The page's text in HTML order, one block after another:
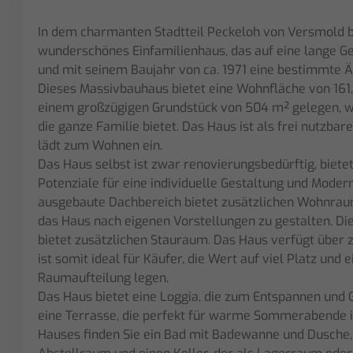
In dem charmanten Stadtteil Peckeloh von Versmold
wunderschönes Einfamilienhaus, das auf eine lange
und mit seinem Baujahr von ca. 1971 eine bestimmte
Dieses Massivbauhaus bietet eine Wohnfläche von
einem großzügigen Grundstück von 504 m² gelegen,
die ganze Familie bietet. Das Haus ist als frei
lädt zum Wohnen ein.
Das Haus selbst ist zwar renovierungsbedürftig,
Potenziale für eine individuelle Gestaltung und
ausgebaute Dachbereich bietet zusätzlichen
das Haus nach eigenen Vorstellungen zu gestalten.
bietet zusätzlichen Stauraum. Das Haus verfügt über
ist somit ideal für Käufer, die Wert auf viel Platz und
Raumaufteilung legen.
Das Haus bietet eine Loggia, die zum Entspannen und
eine Terrasse, die perfekt für warme Sommerabende
Hauses finden Sie ein Bad mit Badewanne und Dusche,